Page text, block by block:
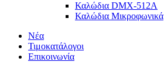
Καλώδια DMX-512A
Καλώδια Μικροφωνικά
Νέα
Τιμοκατάλογοι
Επικοινωνία